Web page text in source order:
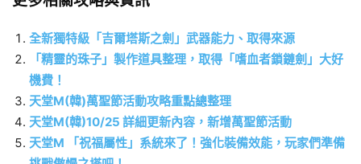
全新獨特級「吉爾塔斯之劍」武器能力、取得來源
「精靈的珠子」製作道具整理，取得「嗜血者鎖鏈劍」大好
機費！
天堂M(韓)萬聖節活動攻略重點總整理
天堂M(韓)10/25 詳細更新內容，新增萬聖節活動
天堂M 「祝福屬性」系統來了！強化裝備效能，玩家們準備